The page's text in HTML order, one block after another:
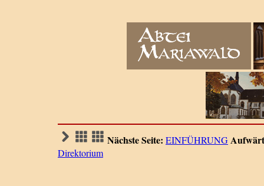
Nächste Seite: EINFÜHRUNG
Direktorium